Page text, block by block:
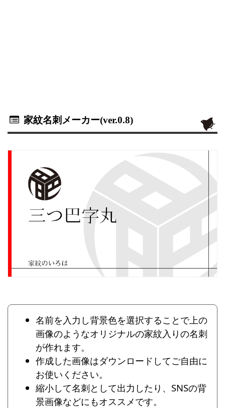
家紋名刺メーカー(ver.0.8)
名前を入力し背景色を選択することで上の
画像のようなオリジナルの家紋入りの名刺
が作れます。
作成した画像はダウンロードしてご自由に
お使いください。
縮小して名刺として出力したり、SNSの背
景画像などにもオススメです。